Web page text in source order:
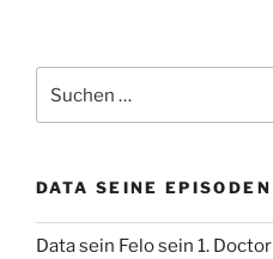
nach:
DATA SEINE EPISODEN
Data sein Felo sein 1. Doctor